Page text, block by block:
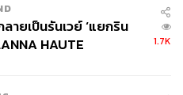
ายเป็นรันเวย์ ‘แยกริน
HAUTE
1.7K